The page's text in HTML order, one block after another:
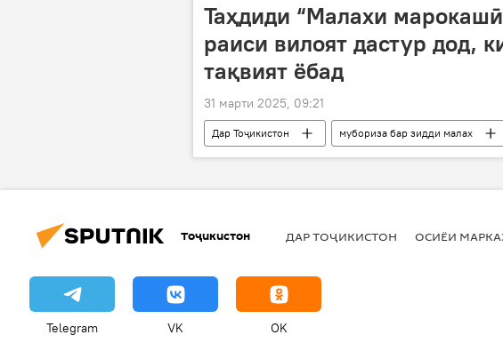
Таҳдиди “Малахи
раиси вилоят дастур дод,
тақвият ёбад
31 марти 2025, 09:21
Дар Тоҷикистон мубориза бар зидди малах
Давлаталӣ Саид
Тоҷикистон ДАР ТОҶИКИСТОН ОСИЁИ
Telegram VK OK